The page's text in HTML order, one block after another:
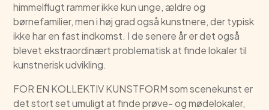
himmelflugt rammer ikke kun unge, ældre og
børnefamilier, men i høj grad også kunstnere, der typisk
ikke har en fast indkomst. I de senere år er det også
blevet ekstraordinært problematisk at finde lokaler til
kunstnerisk udvikling.
FOR EN KOLLEKTIV KUNSTFORM som scenekunst er
det stort set umuligt at finde prøve- og mødelokaler,